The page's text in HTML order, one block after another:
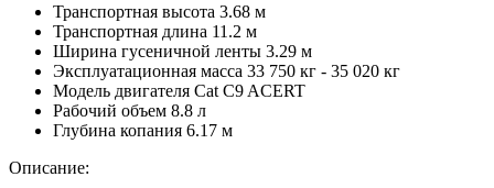
Транспортная высота 3.68 м
Транспортная длина 11.2 м
Ширина гусеничной ленты 3.29 м
Эксплуатационная масса 33 750 кг - 35 020 кг
Модель двигателя Cat C9 ACERT
Рабочий объем 8.8 л
Глубина копания 6.17 м
Описание: